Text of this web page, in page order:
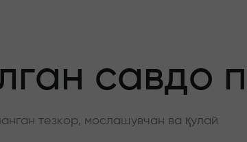
савдо
тезкор, мослашувчан ва қулай